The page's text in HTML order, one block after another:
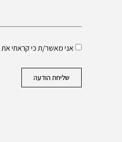
אני מאשר/ת כי קראתי את
שליחת הודעה